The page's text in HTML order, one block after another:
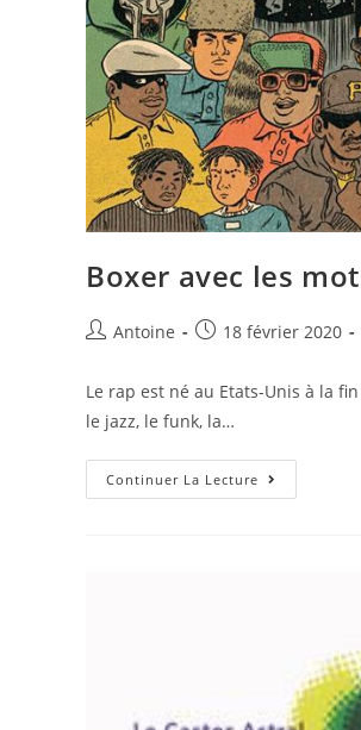
Boxer avec les
Antoine 18 février 2020
Le rap est né au Etats-Unis à la
le jazz, le funk, la…
Continuer La Lecture